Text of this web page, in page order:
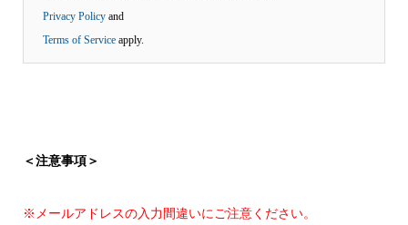
Privacy Policyand
Terms of Serviceapply.
＜注意事項＞
※メールアドレスの入力間違いにご注意ください。